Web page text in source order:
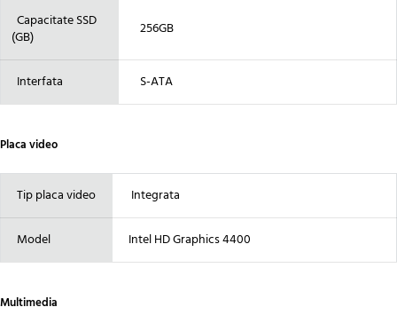
Capacitate SSD
(GB)
256GB
Interfata S-ATA
Placa video
Tip placa video Integrata
Model Intel HD Graphics 4400
Multimedia